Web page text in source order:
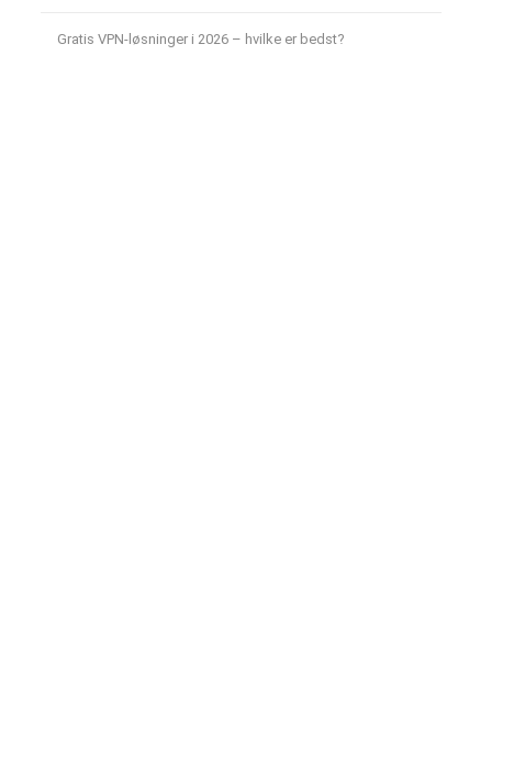
Gratis VPN-løsninger i 2026 – hvilke er bedst?